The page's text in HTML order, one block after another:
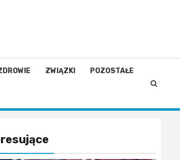
ZWIĄZKI POZOSTAŁE